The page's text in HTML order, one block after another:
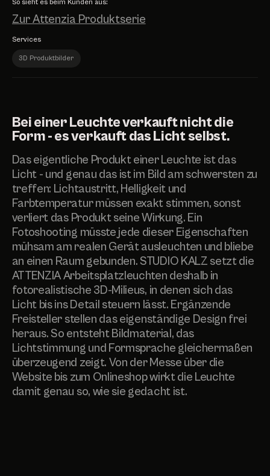
So sieht es beim Kunden aus:
Zur Attenzia Produktserie
Services
3D Produktbilder
Bei einer Leuchte verkauft nicht die
Form - es verkauft das Licht selbst.
Das eigentliche Produkt einer Leuchte ist das
Licht - und genau das ist im Bild am schwersten zu
treffen: Lichtaustritt, Helligkeit und
Farbtemperatur müssen exakt stimmen, sonst
verliert das Produkt seine Wirkung. Ein
Fotoshooting müsste jede dieser Eigenschaften
mühsam am realen Gerät ausleuchten und bliebe
an einen Raum gebunden. STUDIO KALZ setzt die
ATTENZIA Arbeitsplatzleuchten deshalb in
fotorealistische 3D-Milieus, in denen sich das
Licht bis ins Detail steuern lässt. Ergänzende
Freisteller stellen das eigenständige Design frei
heraus. So entsteht Bildmaterial, das
Lichtstimmung und Formsprache gleichermaßen
überzeugend zeigt. Von der Messe über die
Website bis zum Onlineshop wirkt die Leuchte
damit genau so, wie sie gedacht ist.